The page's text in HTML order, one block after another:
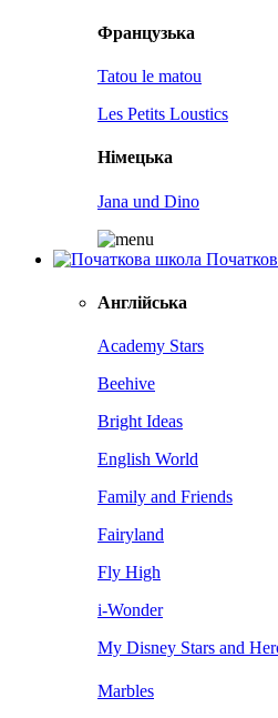
Французька
Tatou le matou
Les Petits Loustics
Німецька
Jana und Dino
Англійська
Academy Stars
Beehive
Bright Ideas
English World
Family and Friends
Fairyland
Fly High
i-Wonder
My Disney Stars and
Marbles